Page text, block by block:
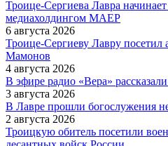
Троице-Сергиева Лавра начинает
медиахолдингом МАЕР
6 августа 2026
Троице-Сергиеву Лавру посетил
Мамонов
4 августа 2026
В эфире радио «Вера»
3 августа 2026
В Лавре прошли богослужения
2 августа 2026
Троицкую обитель посетили